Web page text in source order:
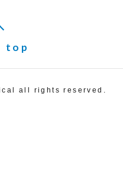
top
all rights reserved.